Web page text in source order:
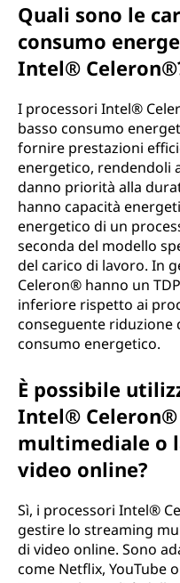
Quali sono le
consumo
Intel®
I processori Intel®
basso consumo
fornire prestazioni
energetico, rendendoli
danno priorità alla
hanno capacità
energetico di un
seconda del modello
del carico di lavoro. In
Celeron® hanno un
inferiore rispetto ai
conseguente riduzione
consumo energetico.
È possibile
Intel®
multimediale o
video online?
Sì, i processori Intel®
gestire lo streaming
di video online. Sono
come Netflix, YouTube